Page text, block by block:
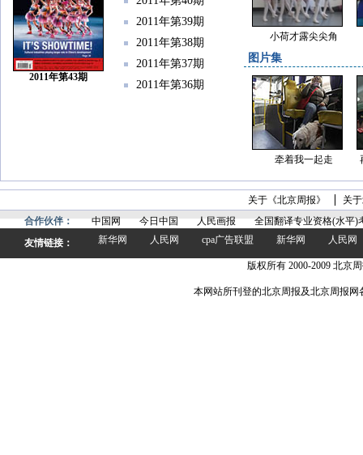
2011年第43期
2011年第39期
2011年第38期
2011年第37期
2011年第36期
小荷才露尖尖角
图片集
牵着我一起走
关于《北京周报》
关
合作伙伴：
中国网 今日中国 人民画报
全国翻译专业资格(水平)
友情链接：
新华网 人民网 cpa广告联盟 新华网 人民网
版权所有 2000-2009 北京
本网站所刊登的北京周报及北京周报